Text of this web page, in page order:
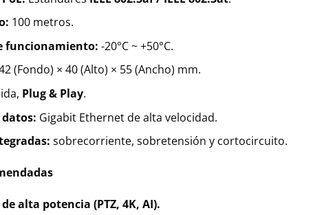
100 metros.
funcionamiento: -20°C ~ +50°C.
(Fondo) × 40 (Alto) × 55 (Ancho) mm.
Plug & Play.
Gigabit Ethernet de alta velocidad.
sobrecorriente, sobretensión y cortocircuito.
alta potencia (PTZ, 4K, AI).